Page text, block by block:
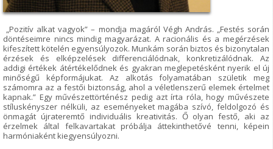
„Pozitív alkat vagyok” – mondja magáról Végh András. „Festés során
döntéseimre nincs mindig magyarázat. A racionális és a megérzések
kifeszített kötelén egyensúlyozok. Munkám során biztos és bizonytalan
érzések és elképzelések differenciálódnak, konkretizálódnak. Az
addigi értékek átértékelődnek és gyakran meglepetésként nyerik el új
minőségű képformájukat. Az alkotás folyamatában születik meg
számomra az a festői biztonság, ahol a véletlenszerű elemek értelmet
kapnak.” Egy művészettörténész pedig azt írta róla, hogy művészete
stíluskényszer nélküli, az eseményeket magába szívó, feldolgozó és
önmagát újrateremtő individuális kreativitás. Ő olyan festő, aki az
érzelmek által felkavartakat próbálja áttekinthetővé tenni, képein
harmóniaként kiegyensúlyozni.